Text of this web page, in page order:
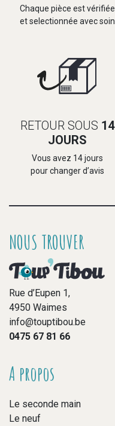
Chaque pièce est vérifiée
et selectionnée avec soin
RETOUR SOUS 14
JOURS
Vous avez 14 jours
pour changer d’avis
NOUS TROUVER
Rue d’Eupen 1,
4950 Waimes
info@touptibou.be
0475 67 81 66
A propos
Le seconde main
Le neuf